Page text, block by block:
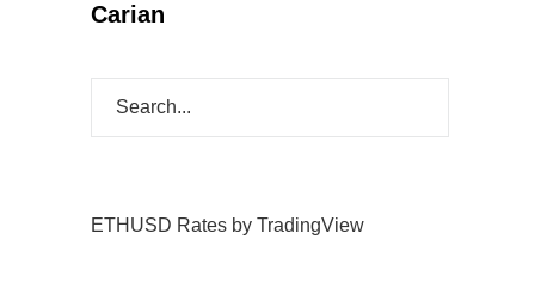
Carian
ETHUSD Rates by TradingView